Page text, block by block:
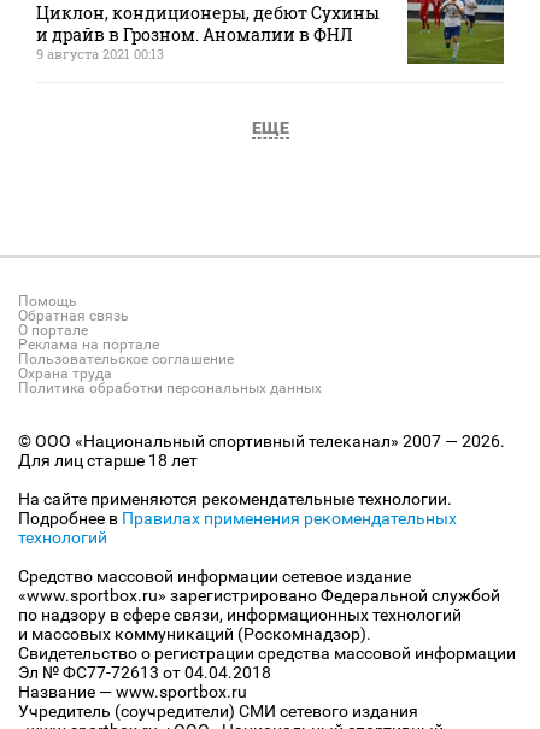
Циклон, кондиционеры, дебют Сухины
и драйв в Грозном. Аномалии в ФНЛ
9 августа 2021 00:13
ЕЩЕ
Помощь
Обратная связь
О портале
Реклама на портале
Пользовательское соглашение
Охрана труда
Политика обработки персональных данных
© ООО «Национальный спортивный телеканал» 2007 — 2026.
Для лиц старше 18 лет
На сайте применяются рекомендательные технологии.
Подробнее в Правилах применения рекомендательных
технологий
Средство массовой информации сетевое издание
«www.sportbox.ru» зарегистрировано Федеральной службой
по надзору в сфере связи, информационных технологий
и массовых коммуникаций (Роскомнадзор).
Свидетельство о регистрации средства массовой информации
Эл № ФС77-72613 от 04.04.2018
Название — www.sportbox.ru
Учредитель (соучредители) СМИ сетевого издания